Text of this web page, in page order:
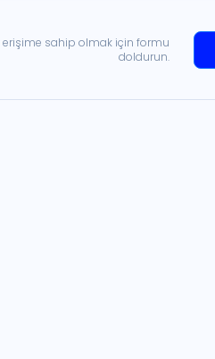
erişime sahip olmak için formu
doldurun.